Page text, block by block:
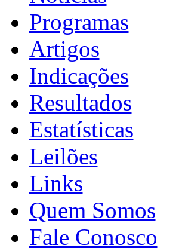
Programas
Artigos
Indicações
Resultados
Estatísticas
Leilões
Links
Quem Somos
Fale Conosco